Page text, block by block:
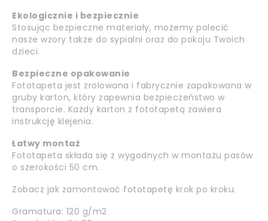
Ekologicznie i bezpiecznie
Stosując bezpieczne materiały, możemy polecić
nasze wzory także do sypialni oraz do pokoju Twoich
dzieci.
Bezpieczne opakowanie
Fototapeta jest zrolowana i fabrycznie zapakowana w
gruby karton, który zapewnia bezpieczeństwo w
transporcie. Każdy karton z fototapetą zawiera
instrukcję klejenia.
Łatwy montaż
Fototapeta składa się z wygodnych w montażu pasów
o szerokości 50 cm.
Zobacz jak zamontować fototapetę krok po kroku.
Gramatura: 120 g/m2